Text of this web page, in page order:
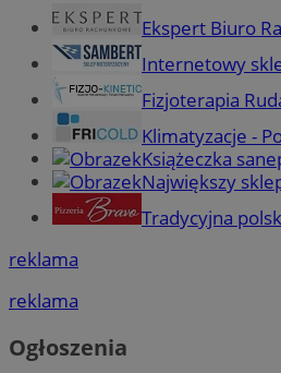
Ekspert Biuro
Internetowy
Fizjoterapia
Klimatyzacje -
Książeczka
Największy
Tradycyjna
reklama
reklama
Ogłoszenia